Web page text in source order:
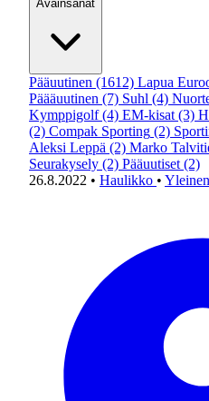
Avainsanat
Pääuutinen (1612) Lapua
Päääuutinen (7) Suhl (4)
Kymppigolf (4) EM-kisat (3)
(2) Compak Sporting (2)
Aleksi Leppä (2) Marko
Seurakysely (2) Pääuutiset (2)
26.8.2022 • Haulikko • Yleinen